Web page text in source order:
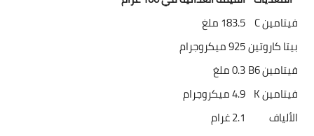
فيتامين C
183.5 ملغ
بيتا كاروتين925 ميكروجرام
فيتامين B6
0.3 ملغ
فيتامين K
4.9 ميكروجرام
الألياف
2.1 غرام